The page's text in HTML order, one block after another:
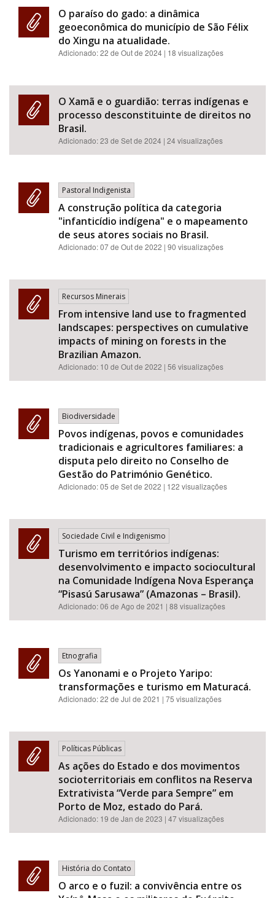
O paraíso do gado: a dinâmica
geoeconômica do município de São Félix
do Xingu na atualidade.
Adicionado:22 de Out de 2024 | 18 visualizações
O Xamã e o guardião: terras indígenas e
processo desconstituinte de direitos no
Brasil.
Adicionado:23 de Set de 2024 | 24 visualizações
Pastoral Indigenista
A construção política da categoria
"infanticídio indígena" e o mapeamento
de seus atores sociais no Brasil.
Adicionado:07 de Out de 2022 | 90 visualizações
Recursos Minerais
From intensive land use to fragmented
landscapes: perspectives on cumulative
impacts of mining on forests in the
Brazilian Amazon.
Adicionado: 10 de Out de 2022 | 56 visualizações
Biodiversidade
Povos indígenas, povos e comunidades
tradicionais e agricultores familiares: a
disputa pelo direito no Conselho de
Gestão do Património Genético.
Adicionado:05 de Set de 2022 | 122 visualizações
Sociedade Civil e Indigenismo
Turismo em territórios indígenas:
desenvolvimento e impacto sociocultural
na Comunidade Indígena Nova Esperança
“Pisasú Sarusawa” (Amazonas – Brasil).
Adicionado:06 de Ago de 2021 | 88 visualizações
Etnografia
Os Yanonami e o Projeto Yaripo:
transformações e turismo em Maturacá.
Adicionado:22 de Jul de 2021 | 75 visualizações
Políticas Públicas
As ações do Estado e dos movimentos
socioterritoriais em conflitos na Reserva
Extrativista “Verde para Sempre” em
Porto de Moz, estado do Pará.
Adicionado: 19 de Jan de 2023 | 47 visualizações
História do Contato
O arco e o fuzil: a convivência entre os